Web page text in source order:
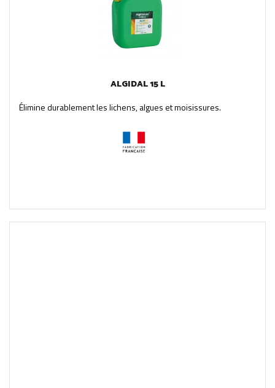
ALGIDAL 15 L
Élimine durablement les lichens, algues et moisissures.